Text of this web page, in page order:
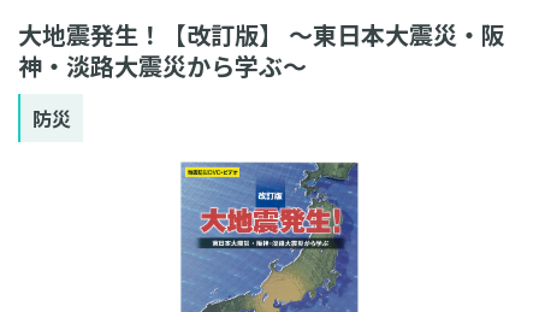
大地震発生！【改訂版】 〜東日本大震災・阪
神・淡路大震災から学ぶ〜
防災